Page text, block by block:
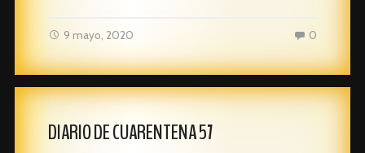
9 mayo, 2020 0
DIARIO DE CUARENTENA 57